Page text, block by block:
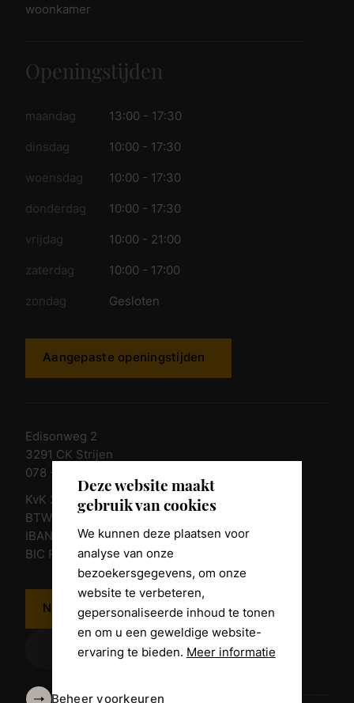
Deze website maakt
gebruik van cookies
We kunnen deze plaatsen voor
analyse van onze
bezoekersgegevens, om onze
website te verbeteren,
gepersonaliseerde inhoud te tonen
en om u een geweldige website-
ervaring te bieden. Meer informatie
Beheer voorkeuren
woonkamer
Openingstijden
maandag 13:00 - 17:30
dinsdag 10:00 - 17:30
woensdag 10:00 - 17:30
donderdag 10:00 - 17:30
vrijdag 10:00 - 21:00
zaterdag 10:00 - 17:00
zondag Gesloten
Aangepaste openingstijden
Edisonweg 2
3291 CK Strijen
078 - 674 84 85
KvK 23011135
BTW nr. NL 805098938.B.01
IBAN NL10 RABO 0361 8039 58
BIC RABONL2U
Neem contact op